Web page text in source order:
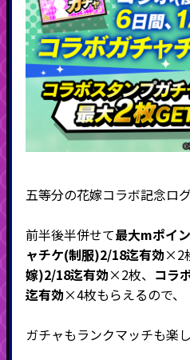
五等分の花嫁コラボ記念ロ
前半後半併せて最大mポイ
ャチケ(制服)2/18迄有効×2
嫁)2/18迄有効×2枚、 コラ
迄有効×4枚もらえるので、
ガチャもランクマッチも楽